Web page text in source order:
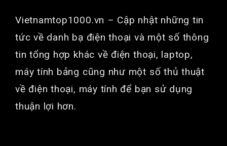
Vietnamtop1000.vn – Cập nhật những tin
tức về danh bạ điện thoại và một số thông
tin tổng hợp khác về điện thoại, laptop,
máy tính bảng cũng như một số thủ thuật
về điện thoại, máy tính để bạn sử dụng
thuận lợi hơn.